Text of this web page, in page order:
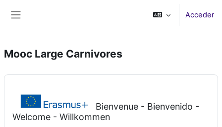
Acceder
Mooc Large Carnivores
Bienvenue - Bienvenido -
Welcome - Willkommen